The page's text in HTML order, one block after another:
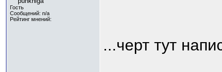
Гость
Сообщений: n/a
Рейтинг мнений:
...черт тут